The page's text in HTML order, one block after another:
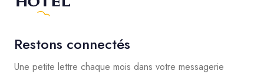
Restons connectés
Une petite lettre chaque mois dans votre messagerie